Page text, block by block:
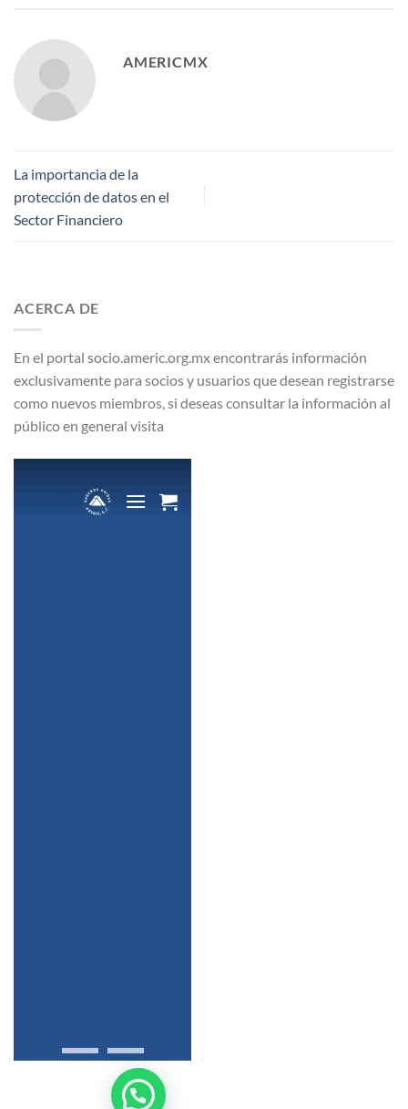
AMERICMX
La importancia de la
protección de datos en el
Sector Financiero
ACERCA DE
En el portal socio.americ.org.mx encontrarás información
exclusivamente para socios y usuarios que desean registrarse
como nuevos miembros, si deseas consultar la información al
público en general visita